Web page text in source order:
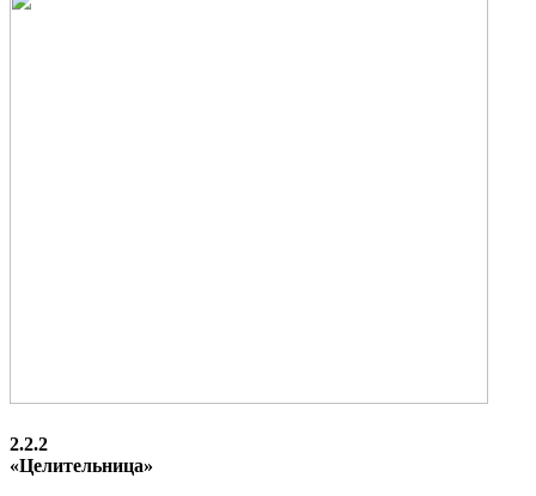
2.2.2
«Целительница»